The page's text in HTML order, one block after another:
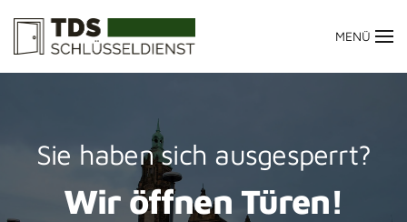
Zum Hauptinhalt springen
MENÜ
Sie haben sich ausgesperrt?
Wir öffnen Türen!